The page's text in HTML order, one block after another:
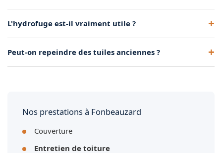
recommandé, selon l'exposition et l'environnement.
L'hydrofuge est-il vraiment utile ?
des mousses et améliore la résistance au gel.
Peut-on repeindre des tuiles anciennes ?
Nos prestations à Fonbeauzard
Couverture
Entretien de toiture